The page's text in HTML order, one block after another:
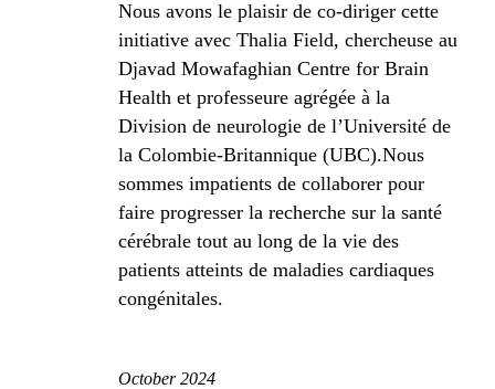
Nous avons le plaisir de co-diriger cette
initiative avec Thalia Field, chercheuse au
Djavad Mowafaghian Centre for Brain
Health et professeure agrégée à la
Division de neurologie de l’Université de
la Colombie-Britannique (UBC).Nous
sommes impatients de collaborer pour
faire progresser la recherche sur la santé
cérébrale tout au long de la vie des
patients atteints de maladies cardiaques
congénitales.
October 2024